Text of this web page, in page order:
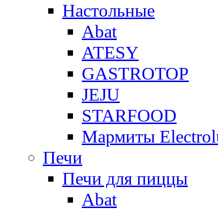
Настольные
Abat
ATESY
GASTROTOP
JEJU
STARFOOD
Мармиты
Печи
Печи для пиццы
Abat